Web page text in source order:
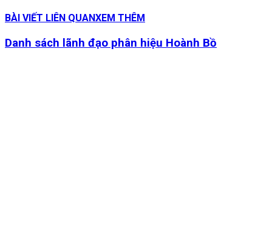
BÀI VIẾT LIÊN QUANXEM THÊM
Danh sách lãnh đạo phân hiệu Hoành Bồ